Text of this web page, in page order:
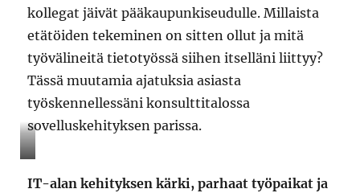
kollegat jäivät pääkaupunkiseudulle. Millaista
etätöiden tekeminen on sitten ollut ja mitä
työvälineitä tietotyössä siihen itselläni liittyy?
Tässä muutamia ajatuksia asiasta
työskennellessäni konsulttitalossa
sovelluskehityksen parissa.
IT-alan kehityksen kärki, parhaat työpaikat ja